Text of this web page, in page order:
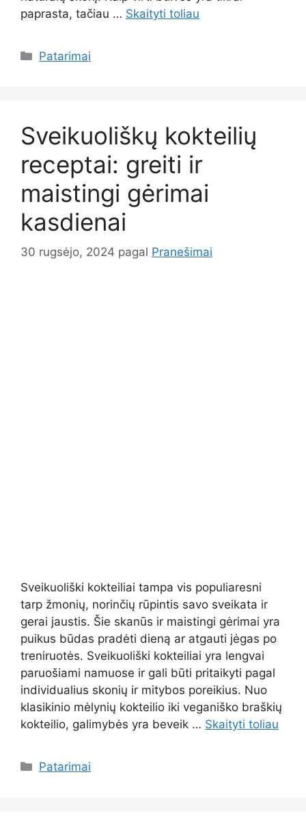
paprasta, tačiau … Skaityti toliau
Kategorijos
Patarimai
Sveikuoliškų kokteilių
receptai: greiti ir
maistingi gėrimai
kasdienai
30 rugsėjo, 2024 pagal Pranešimai
Sveikuoliški kokteiliai tampa vis populiaresni
tarp žmonių, norinčių rūpintis savo sveikata ir
gerai jaustis. Šie skanūs ir maistingi gėrimai yra
puikus būdas pradėti dieną ar atgauti jėgas po
treniruotės. Sveikuoliški kokteiliai yra lengvai
paruošiami namuose ir gali būti pritaikyti pagal
individualius skonių ir mitybos poreikius. Nuo
klasikinio mėlynių kokteilio iki veganiško braškių
kokteilio, galimybės yra beveik … Skaityti toliau
Kategorijos
Patarimai